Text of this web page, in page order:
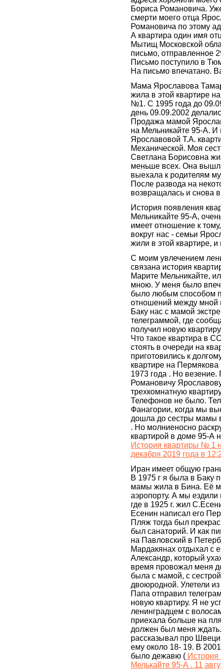
Бориса Романовича.
смерти моего отца
Романовича по этому
А квартира один имя
Мытищ Московской
письмо, отправленное
Письмо поступило в
На письмо впечатано.
Мама Ярославова
жила в этой квартире
№1. С 1995 года до
день 09.09.2002
Продажа мамой
на Мельникайте 95-А. И
Ярославовой Т.А.
Механической. Моя
Светлана Борисовна
меньше всех. Она
выехала к родителям
После развода на
возвращалась и снова
История появления
Мельникайте 95-А,
имеет отношение к
вокруг нас - семьи
жили в этой квартире, и
С моим увлечением
связана история
Марите Мельникайте,
мною. У меня было
было любым способом
отношений между мной
Баку нас с мамой
телеграммой, где
получил новую
Что такое квартира в
стоять в очереди на
приготовились к
квартире на
1973 года . Но
Романовичу
трехкомнатную
Телефонов не было.
Фанагории, когда мы
дошла до сестры мамы
. Но молниеносно
квартирой в доме 95-А
История квартиры № 1
декабря 2019 года в
Иран имеет общую
В 1975 г я была в Баку
мамы жила в Бина. Её
аэропорту. А мы
где в 1925 г. жил
Есенин написал его
Пляж тогда был
был санаторий. И как
на Павловский в
Мардакянах отдыхал с
Александр, который
время провожал меня
была с мамой, с
двоюродной. Улетели
Папа отправил
новую квартиру. Я не
ленинградцем с
приехала больше на
должен был меня
рассказывал про
ему около 18- 19. В
было дежавю (
Мелькайте 95-А . 11